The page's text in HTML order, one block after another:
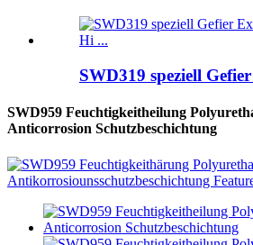
SWD319 speziell
SWD959 Feuchtigkeitheilung
Anticorrosion Schutzbeschichtung